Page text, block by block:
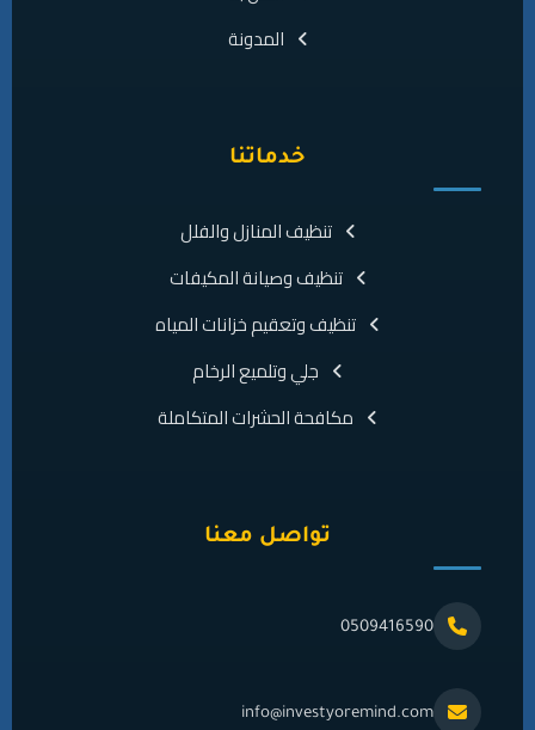
المدونة
خدماتنا
تنظيف المنازل والفلل
تنظيف وصيانة المكيفات
تنظيف وتعقيم خزانات المياه
جلي وتلميع الرخام
مكافحة الحشرات المتكاملة
تواصل معنا
0509416590
info@investyoremind.com